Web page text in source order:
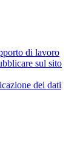
di lavoro
sul sito
dei dati